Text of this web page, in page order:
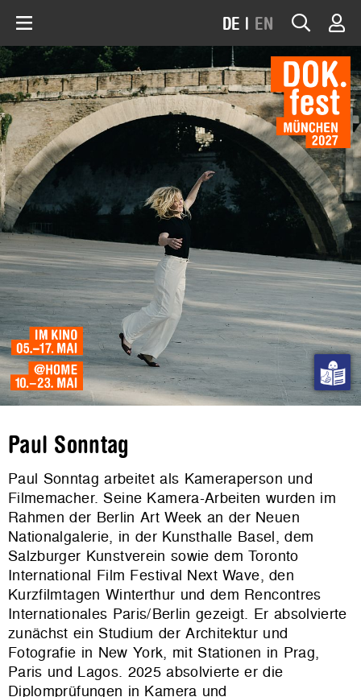
DE | EN
Paul Sonntag
Paul Sonntag arbeitet als Kameraperson und
Filmemacher. Seine Kamera-Arbeiten wurden im
Rahmen der Berlin Art Week an der Neuen
Nationalgalerie, in der Kunsthalle Basel, dem
Salzburger Kunstverein sowie dem Toronto
International Film Festival Next Wave, den
Kurzfilmtagen Winterthur und dem Rencontres
Internationales Paris/Berlin gezeigt. Er absolvierte
zunächst ein Studium der Architektur und
Fotografie in New York, mit Stationen in Prag,
Paris und Lagos. 2025 absolvierte er die
Diplomprüfungen in Kamera und